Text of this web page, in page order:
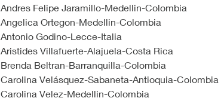
Andres Felipe Jaramillo-Medellin-Colombia
Angelica Ortegon-Medellin-Colombia
Antonio Godino-Lecce-Italia
Aristides Villafuerte-Alajuela-Costa Rica
Brenda Beltran-Barranquilla-Colombia
Carolina Velásquez-Sabaneta-Antioquia-Colombia
Carolina Velez-Medellin-Colombia